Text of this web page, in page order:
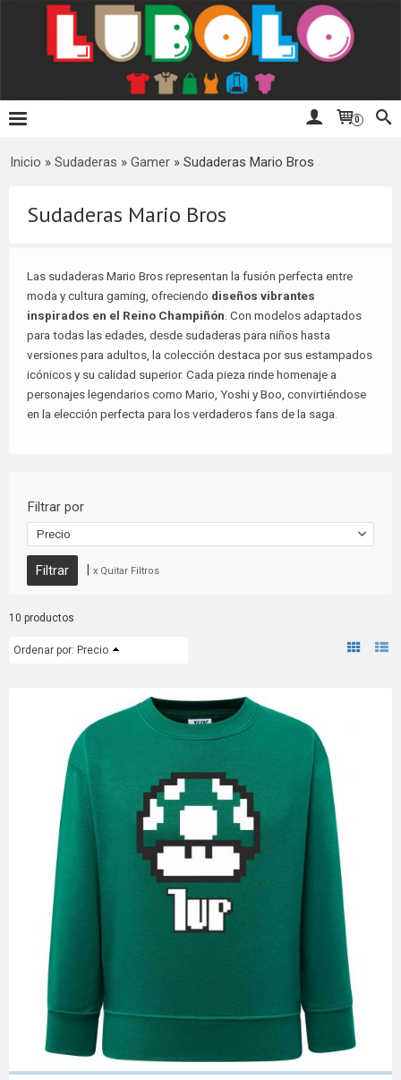
0
Inicio » Sudaderas » Gamer » Sudaderas Mario Bros
Sudaderas Mario Bros
Las sudaderas Mario Bros representan la fusión perfecta entre
moda y cultura gaming, ofreciendo diseños vibrantes
inspirados en el Reino Champiñón . Con modelos adaptados
para todas las edades, desde sudaderas para niños hasta
versiones para adultos, la colección destaca por sus estampados
icónicos y su calidad superior. Cada pieza rinde homenaje a
personajes legendarios como Mario, Yoshi y Boo, convirtiéndose
en la elección perfecta para los verdaderos fans de la saga.
Filtrar por
Precio
| x Quitar Filtros
10 productos
Ordenar por: Precio